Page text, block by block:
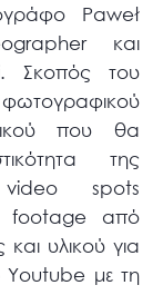
Paweł
και
Σκοπός του
φωτογραφικού
που θα
της
video spots
footage από
υλικού για
Youtube με τη